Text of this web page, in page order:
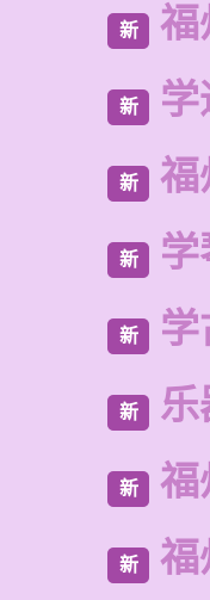
新 福
新
新 福
新
新
新 乐
新 福
新 福